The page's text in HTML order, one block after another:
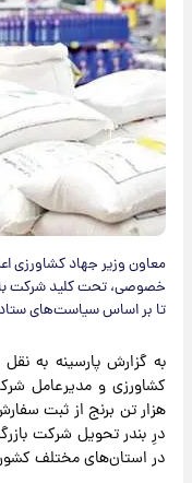
خصوصی، تحت کلید شرکت
تا بر اساس سیاست‌های
به گزارش پارسینه به
هزار تن برنج از ثبت
درِ بندر تحویل شرکت
در استان‌های مختلف